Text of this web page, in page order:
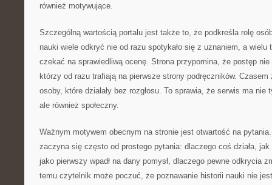
również motywujące.
Szczególną wartością portalu jest także to, że podkreśla rolę
nauki wiele odkryć nie od razu spotykało się z uznaniem, a wielu
czekać na sprawiedliwą ocenę. Strona przypomina, że postęp
którzy od razu trafiają na pierwsze strony podręczników.
osoby, które działały bez rozgłosu. To sprawia, że serwis ma
ale również społeczny.
Ważnym motywem obecnym na stronie jest otwartość na
zaczyna się często od prostego pytania: dlaczego coś działa, jak
jako pierwszy wpadł na dany pomysł, dlaczego pewne odkrycia
temu czytelnik może poczuć, że poznawanie historii nauki nie